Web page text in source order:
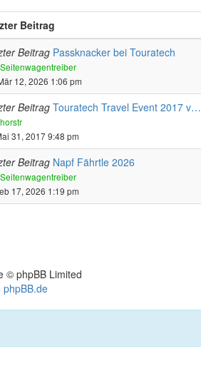
Beitrag
Beitrag Passknacker bei Touratech
SeitenwagentreiberNeuester
12, 2026 1:06 pm
Beitrag Touratech Travel Event 2017 v…
horstrNeuester
Beitrag
31, 2017 9:48 pm
Beitrag Napf Fährtle 2026
SeitenwagentreiberNeuester
17, 2026 1:19 pm
© phpBB Limited
phpBB.de